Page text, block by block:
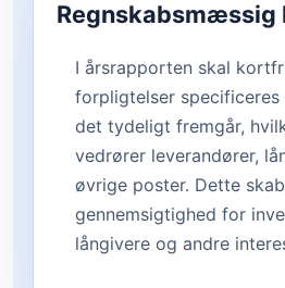
Regnskabsmæssig
I årsrapporten skal
forpligtelser specificeres
det tydeligt fremgår,
vedrører leverandører,
øvrige poster. Dette
gennemsigtighed for
långivere og andre